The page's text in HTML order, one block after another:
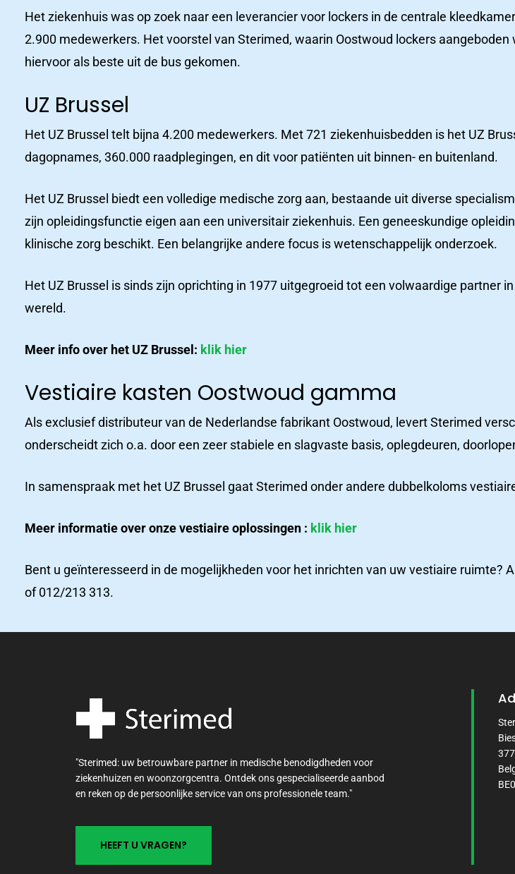
Het ziekenhuis was op zoek naar een leverancier voor lockers in de centrale
2.900 medewerkers. Het voorstel van Sterimed, waarin Oostwoud lockers
hiervoor als beste uit de bus gekomen.
UZ Brussel
Het UZ Brussel telt bijna 4.200 medewerkers. Met 721 ziekenhuisbedden is het UZ
dagopnames, 360.000 raadplegingen, en dit voor patiënten uit binnen- en buitenland.
Het UZ Brussel biedt een volledige medische zorg aan, bestaande uit diverse
zijn opleidingsfunctie eigen aan een universitair ziekenhuis. Een geneeskundige
klinische zorg beschikt. Een belangrijke andere focus is wetenschappelijk onderzoek.
Het UZ Brussel is sinds zijn oprichting in 1977 uitgegroeid tot een volwaardige partner
wereld.
Meer info over het UZ Brussel: klik hier
Vestiaire kasten Oostwoud gamma
Als exclusief distributeur van de Nederlandse fabrikant Oostwoud, levert Sterimed
onderscheidt zich o.a. door een zeer stabiele en slagvaste basis, oplegdeuren,
In samenspraak met het UZ Brussel gaat Sterimed onder andere dubbelkoloms
Meer informatie over onze vestiaire oplossingen : klik hier
Bent u geïnteresseerd in de mogelijkheden voor het inrichten van uw vestiaire ruimte?
of 012/213 313.
"Sterimed: uw betrouwbare partner in medische benodigdheden voor
ziekenhuizen en woonzorgcentra. Ontdek ons gespecialiseerde aanbod
en reken op de persoonlijke service van ons professionele team."
HEEFT U VRAGEN?
ziekenhuizen
Ziekenhuizen
ziekenhuizen
Woonzorgcentra